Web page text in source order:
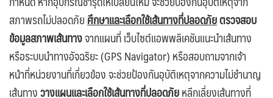
สภาพรถไม่ปลอดภัยศึกษาและเลือกใช้เส้นทางที่ปลอดภัยตรวจสอบ
ข้อมูลสภาพเส้นทางจากแผนที่ เว็บไซต์แอพพลิเคชันแนะนำเส้นทาง
หรือระบบนำทางอัจฉริยะ (GPS Navigator) หรือสอบถามจากเจ้า
หน้าที่หน่วยงานที่เกี่ยวข้อง จะช่วยป้องกันอุบัติเหตุจากความไม่ชำนาญ
เส้นทางวางแผนและเลือกใช้เส้นทางที่ปลอดภัยหลีกเลี่ยงเส้นทางที่